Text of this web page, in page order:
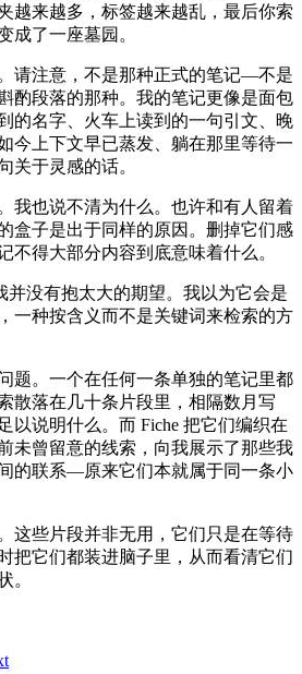
越来越多，标签越来越乱，最后你索
成了一座墓园。
请注意，不是那种正式的笔记—不是
酌段落的那种。我的笔记更像是面包
的名字、火车上读到的一句引文、晚
今上下文早已蒸发、躺在那里等待一
关于灵感的话。
我也说不清为什么。也许和有人留着
盒子是出于同样的原因。删掉它们感
不得大部分内容到底意味着什么。
并没有抱太大的期望。我以为它会是
一种按含义而不是关键词来检索的方
题。一个在任何一条单独的笔记里都
散落在几十条片段里，相隔数月写
以说明什么。而 Fiche 把它们编织在
未曾留意的线索，向我展示了那些我
的联系—原来它们本就属于同一条小
这些片段并非无用，它们只是在等待
把它们都装进脑子里，从而看清它们
。